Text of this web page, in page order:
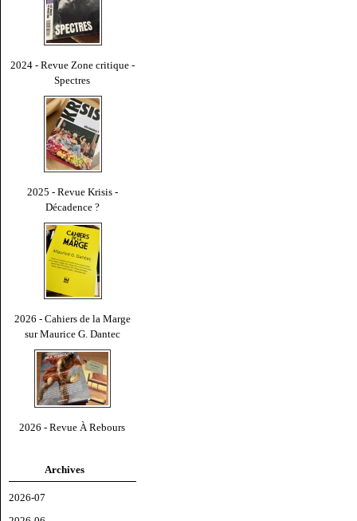
2024 - Revue Zone critique -
Spectres
2025 - Revue Krisis -
Décadence ?
2026 - Cahiers de la Marge
sur Maurice G. Dantec
2026 - Revue À Rebours
Archives
2026-07